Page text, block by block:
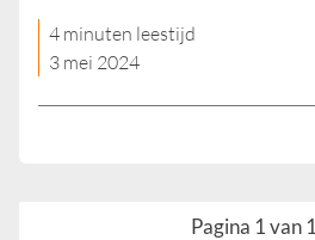
4 minuten leestijd
3 mei 2024
Pagina 1 van 1